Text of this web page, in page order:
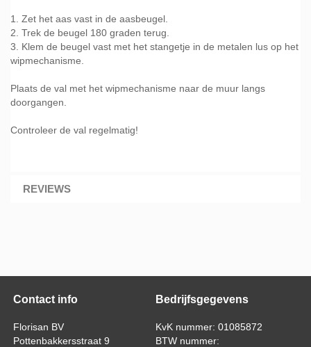
1. Zet het aas vast in de aasbeugel.
2. Trek de beugel 180 graden terug.
3. Klem de beugel vast met het stangetje in de metalen lus op het
wipmechanisme.
Plaats de val met het wipmechanisme naar de muur langs
doorgangen.
Controleer de val regelmatig!
REVIEWS
Contact info
Florisan BV
Pottenbakkersstraat 9
Bedrijfsgegevens
KvK nummer: 01085872
BTW nummer: